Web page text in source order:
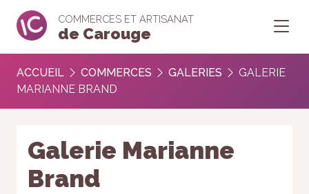
COMMERCES ET ARTISANAT
de Carouge
ACCUEIL COMMERCES GALERIES
GALERIE
MARIANNE BRAND
Galerie Marianne
Brand